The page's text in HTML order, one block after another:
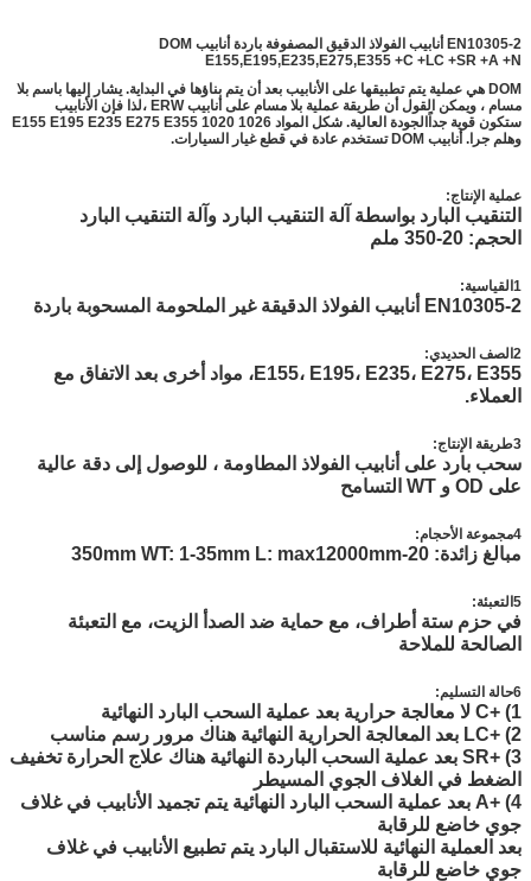
EN10305-2 أنابيب الفولاذ الدقيق المصفوفة باردة أنابيب DOM
E155,E195,E235,E275,E355 +C +LC +SR +A +N
DOM هي عملية يتم تطبيقها على الأنابيب بعد أن يتم بناؤها في البداية. يشار إليها باسم بلا
مسام ، ويمكن القول أن طريقة عملية بلا مسام على أنابيب ERW ،لذا فإن الأنابيب
ستكون قوية جداًالجودة العالية. شكل المواد E155 E195 E235 E275 E355 1020 1026
وهلم جرا. أنابيب DOM تستخدم عادة في قطع غيار السيارات.
عملية الإنتاج:
التنقيب البارد بواسطة آلة التنقيب البارد وآلة التنقيب البارد
الحجم: 20-350 ملم
1القياسية:
EN10305-2 أنابيب الفولاذ الدقيقة غير الملحومة المسحوبة باردة
2الصف الحديدي:
E155، E195، E235، E275، E355، مواد أخرى بعد الاتفاق مع
العملاء.
3طريقة الإنتاج:
سحب بارد على أنابيب الفولاذ المطاومة ، للوصول إلى دقة عالية
على OD و WT التسامح
4مجموعة الأحجام:
مبالغ زائدة: 20-350mm WT: 1-35mm L: max12000mm
5التعبئة:
في حزم ستة أطراف، مع حماية ضد الصدأ الزيت، مع التعبئة
الصالحة للملاحة
6حالة التسليم:
1) +C لا معالجة حرارية بعد عملية السحب البارد النهائية
2) +LC بعد المعالجة الحرارية النهائية هناك مرور رسم مناسب
3) +SR بعد عملية السحب الباردة النهائية هناك علاج الحرارة تخفيف
الضغط في الغلاف الجوي المسيطر
4) +A بعد عملية السحب البارد النهائية يتم تجميد الأنابيب في غلاف
جوي خاضع للرقابة
بعد العملية النهائية للاستقبال البارد يتم تطبيع الأنابيب في غلاف
جوي خاضع للرقابة